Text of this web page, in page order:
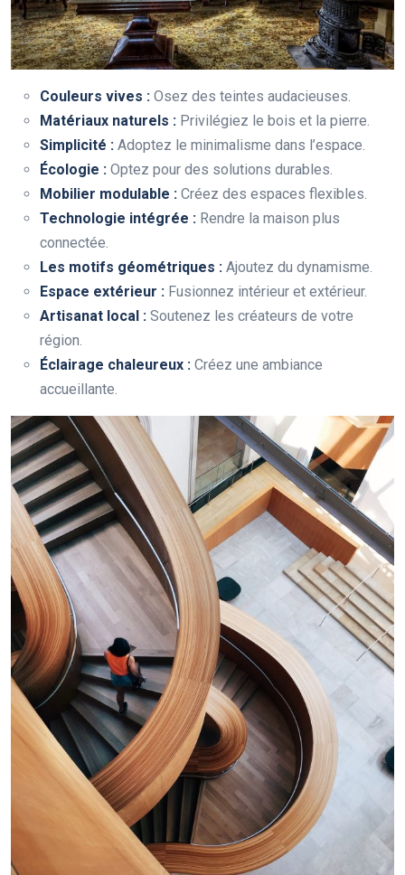
Couleurs vives : Osez des teintes audacieuses.
Matériaux naturels : Privilégiez le bois et la pierre.
Simplicité : Adoptez le minimalisme dans l’espace.
Écologie : Optez pour des solutions durables.
Mobilier modulable : Créez des espaces flexibles.
Technologie intégrée : Rendre la maison plus
connectée.
Les motifs géométriques : Ajoutez du dynamisme.
Espace extérieur : Fusionnez intérieur et extérieur.
Artisanat local : Soutenez les créateurs de votre
région.
Éclairage chaleureux : Créez une ambiance
accueillante.